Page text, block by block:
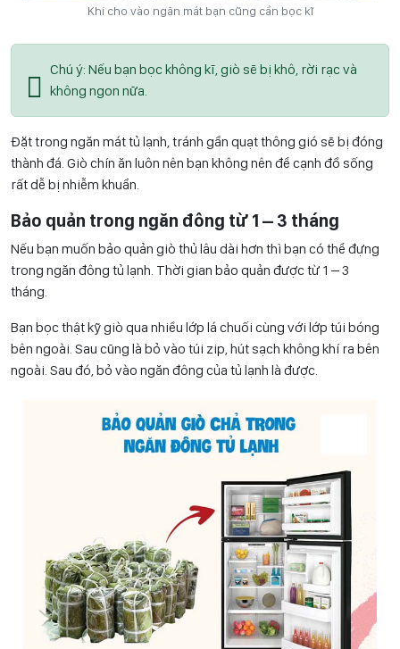
Khi cho vào ngăn mát bạn cũng cần bọc kĩ
Chú ý: Nếu bạn bọc không kĩ, giò sẽ bị khô, rời rạc và
không ngon nữa.
Đặt trong ngăn mát tủ lạnh, tránh gần quạt thông gió sẽ bị đóng
thành đá. Giò chín ăn luôn nên bạn không nên để cạnh đồ sống
rất dễ bị nhiễm khuẩn.
Bảo quản trong ngăn đông từ 1 – 3 tháng
Nếu bạn muốn bảo quản giò thủ lâu dài hơn thì bạn có thể đựng
trong ngăn đông tủ lạnh. Thời gian bảo quản được từ 1 – 3
tháng.
Bạn bọc thật kỹ giò qua nhiều lớp lá chuối cùng với lớp túi bóng
bên ngoài. Sau cũng là bỏ vào túi zip, hút sạch không khí ra bên
ngoài. Sau đó, bỏ vào ngăn đông của tủ lạnh là được.